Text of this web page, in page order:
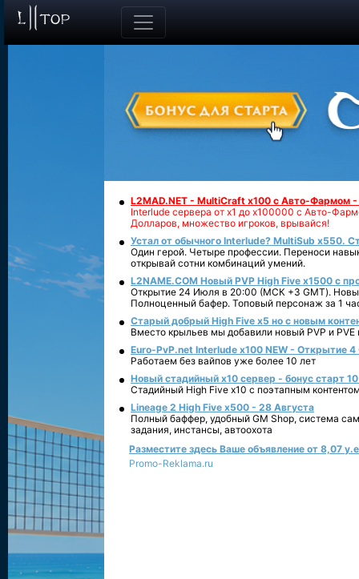
L2MAD.NET - MultiCraft x100 с Авто-Фармом
Interlude сервера от х1 до х100000 с Авто-
Долларов, множество игроков, врывайся!
Устал от обычного Interlude? MultiSub x550.
Один герой. Четыре профессии. Переноси
открывай сотни комбинаций умений.
L2NAME.COM Новый PVP High Five x1500 с
Открытие 24 Июля в 20:00 (МСК +3 GMT).
Полноценный бафер. Топовый персонаж за 1
Старый добрый High Five x5 но с новым
Вместо крыльев мы добавили новый PVP и PVE
Euro-PvP.net Interlude х100 NEW - Открытие 4
Работаем без вайпов уже более 10 лет
Новый стадийный х10 сервер - бонус старт
Стадийный High Five x10 с поэтапным
Lineage 2 High Five x500 - 28 Августа
Полный баффер, удобный GM Shop, система
задания, инстансы, автоохота
Разместите здесь Ваше объявление от 8,07
Promo-Reklama.ru